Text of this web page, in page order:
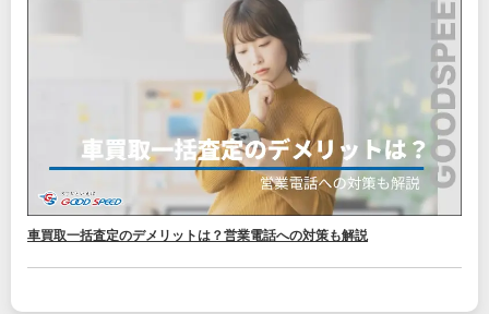
車買取一括査定のデメリットは？営業電話への対策も解説